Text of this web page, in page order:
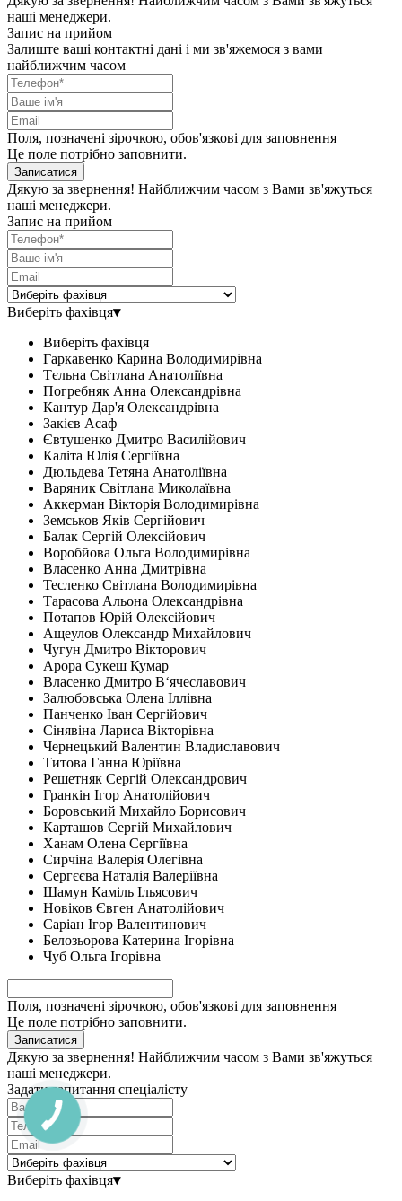
наші менеджери.
Запис на прийом
Залиште ваші контактні дані і ми зв'яжемося з вами
найближчим часом
Поля, позначені зірочкою, обов'язкові для заповнення
Це поле потрібно заповнити.
Записатися
Дякую за звернення! Найближчим часом з Вами зв'яжуться
наші менеджери.
Запис на прийом
Виберіть фахівця▾
Виберіть фахівця
Гаркавенко Карина Володимирівна
Тєльна Світлана Анатоліївна
Погребняк Анна Олександрівна
Кантур Дар'я Олександрівна
Закієв Асаф
Євтушенко Дмитро Василійович
Каліта Юлія Сергіївна
Дюльдева Тетяна Анатоліївна
Варяник Світлана Миколаївна
Аккерман Вікторія Володимирівна
Земськов Яків Сергійович
Балак Сергій Олексійович
Воробйова Ольга Володимирівна
Власенко Анна Дмитрівна
Тесленко Світлана Володимирівна
Тарасова Альона Олександрівна
Потапов Юрій Олексійович
Ащеулов Олександр Михайлович
Чугун Дмитро Вікторович
Арора Сукеш Кумар
Власенко Дмитро В‘ячеславович
Залюбовська Олена Іллівна
Панченко Іван Сергійович
Сінявіна Лариса Вікторівна
Чернецький Валентин Владиславович
Титова Ганна Юріївна
Решетняк Сергій Олександрович
Гранкін Ігор Анатолійович
Боровський Михайло Борисович
Карташов Сергій Михайлович
Ханам Олена Сергіївна
Сирчіна Валерія Олегівна
Сергєєва Наталія Валеріївна
Шамун Каміль Ільясович
Новіков Євген Анатолійович
Саріан Ігор Валентинович
Белозьорова Катерина Ігорівна
Чуб Ольга Ігорівна
Поля, позначені зірочкою, обов'язкові для заповнення
Це поле потрібно заповнити.
Записатися
Дякую за звернення! Найближчим часом з Вами зв'яжуться
наші менеджери.
Задати запитання спеціалісту
Виберіть фахівця▾